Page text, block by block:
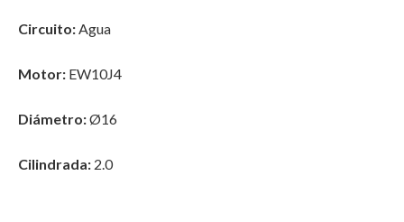
Circuito:Agua
Motor: EW10J4
Diámetro:Ø16
Cilindrada: 2.0